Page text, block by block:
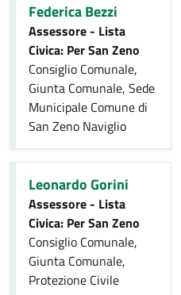
Federica Bezzi
Assessore - Lista
Civica: Per San Zeno
Consiglio Comunale,
Giunta Comunale, Sede
Municipale Comune di
San Zeno Naviglio
Leonardo Gorini
Assessore - Lista
Civica: Per San Zeno
Consiglio Comunale,
Giunta Comunale,
Protezione Civile